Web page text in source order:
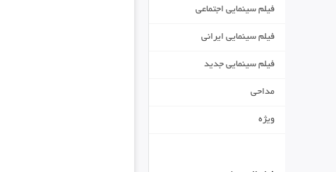
فیلم سینمایی اجتماعی
فیلم سینمایی ایرانی
فیلم سینمایی جدید
مداحی
ویژه